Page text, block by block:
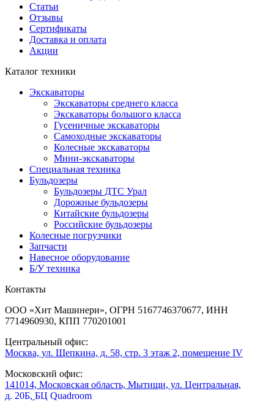
Статьи
Отзывы
Сертификаты
Доставка и оплата
Акции
Каталог техники
Экскаваторы
Экскаваторы среднего класса
Экскаваторы большого класса
Гусеничные экскаваторы
Самоходные экскаваторы
Колесные экскаваторы
Мини-экскаваторы
Специальная техника
Бульдозеры
Бульдозеры ДТС Урал
Дорожные бульдозеры
Китайские бульдозеры
Российские бульдозеры
Колесные погрузчики
Запчасти
Навесное оборудование
Б/У техника
Контакты
ООО «Хит Машинери», ОГРН 5167746370677, ИНН
7714960930, КПП 770201001
Центральный офис:
Москва, ул. Щепкина, д. 58, стр. 3 этаж 2, помещение IV
Московский офис:
141014, Московская область, Мытищи, ул. Центральная,
д. 20Б, БЦ Quadroom